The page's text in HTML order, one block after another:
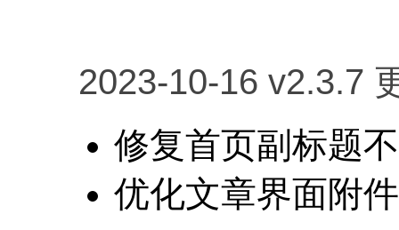
2023-10-16 v2.3.7
修复首页副标题
优化文章界面附